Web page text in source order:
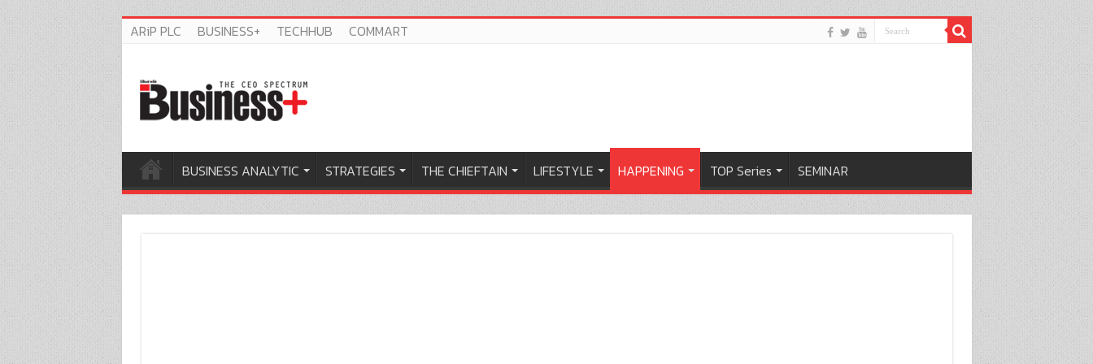
ARiP PLC BUSINESS+ TECHHUB COMMART
BUSINESS ANALYTIC STRATEGIES THE CHIEFTAIN LIFESTYLE HAPPENING TOP Series SEMINAR